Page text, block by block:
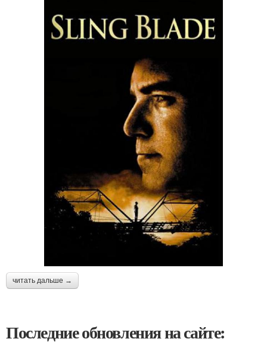
читать дальше →
Последние обновления на сайте: